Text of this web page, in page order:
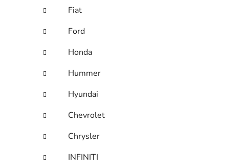
Fiat
Ford
Honda
Hummer
Hyundai
Chevrolet
Chrysler
INFINITI